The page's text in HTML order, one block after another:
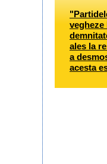
vegheze
ales la
a
acesta